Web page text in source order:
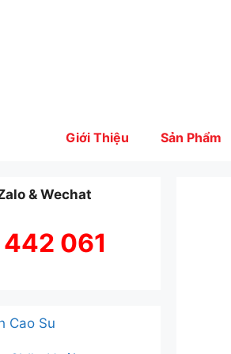
Giới Thiệu Sản Phẩm
& Wechat
061
Cao Su